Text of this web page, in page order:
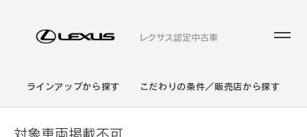
レクサス認定中古車
ラインアップから探す こだわりの条件／販売店から探す